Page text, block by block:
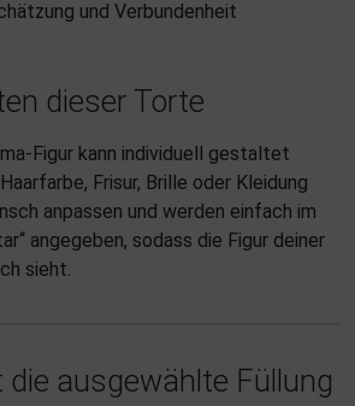
und Verbundenheit
dieser Torte
Figur kann individuell gestaltet
Frisur, Brille oder Kleidung
anpassen und werden einfach im
angegeben, sodass die Figur deiner
sieht.
ausgewählte Füllung